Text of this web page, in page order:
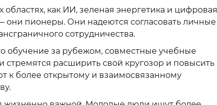
как ИИ, зеленая энергетика и цифровая
пионеры. Они надеются согласовать личные
сотрудничества.
обучение за рубежом, совместные учебные
расширить свой кругозор и повысить
к более открытому и взаимосвязанному